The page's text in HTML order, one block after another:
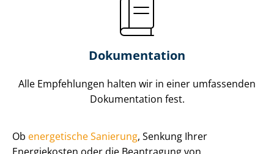
Dokumentation
Alle Empfehlungen halten wir in einer umfassenden
Dokumentation fest.
Ob energetische Sanierung, Senkung Ihrer